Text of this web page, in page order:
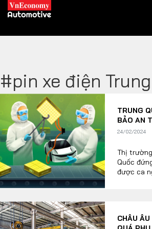
Trang chủ
Tiêu điểm
XE
Xe khác
Hybrid
Xe điện
THỊ TRƯỜNG XE
Chính sách
#pin xe điện
TRUNG
BẢO AN
NHÀ MÁY
24/02/2024
Thị
Quốc
được ca
của các
CHÂU